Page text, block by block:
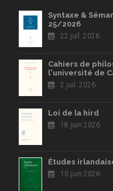
Syntaxe &
25/2026
22 juil. 2026
Cahiers de
l'université de
2 juil. 2026
Loi de la hird
18 juin 2026
Études
10 juin 2026